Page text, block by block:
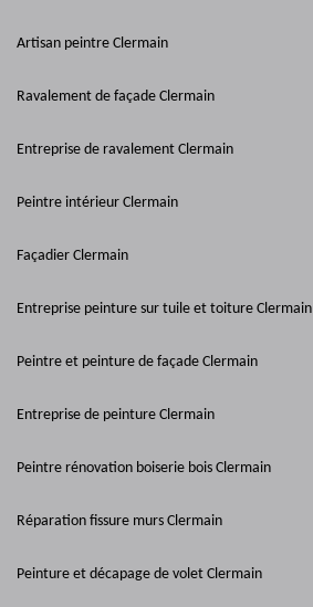
Artisan peintre Clermain
Ravalement de façade Clermain
Entreprise de ravalement Clermain
Peintre intérieur Clermain
Façadier Clermain
Entreprise peinture sur tuile et toiture Clermain
Peintre et peinture de façade Clermain
Entreprise de peinture Clermain
Peintre rénovation boiserie bois Clermain
Réparation fissure murs Clermain
Peinture et décapage de volet Clermain